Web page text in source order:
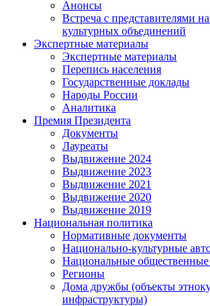
Анонсы
Встреча с представителями
культурных объединений
Экспертные материалы
Экспертные материалы
Перепись населения
Государственные доклады
Народы России
Аналитика
Премия Президента
Документы
Лауреаты
Выдвижение 2024
Выдвижение 2023
Выдвижение 2021
Выдвижение 2020
Выдвижение 2019
Национальная политика
Нормативные документы
Национально-культурные
Национальные общественные
Регионы
Дома дружбы (объекты
инфраструктуры)